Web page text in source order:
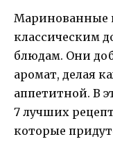
Маринованные
классическим
блюдам. Они
аромат, делая
аппетитной. В
7 лучших
которые